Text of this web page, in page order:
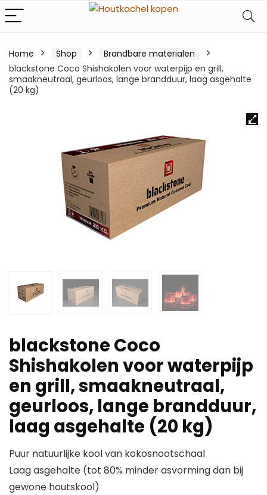
Home Shop
Brandbare materialen
blackstone Coco Shishakolen voor waterpijp en grill,
smaakneutraal, geurloos, lange brandduur, laag asgehalte
(20 kg)
blackstone Coco
Shishakolen voor waterpijp
en grill, smaakneutraal,
geurloos, lange brandduur,
laag asgehalte (20 kg)
Puur natuurlijke kool van kokosnootschaal
Laag asgehalte (tot 80% minder asvorming dan bij
gewone houtskool)